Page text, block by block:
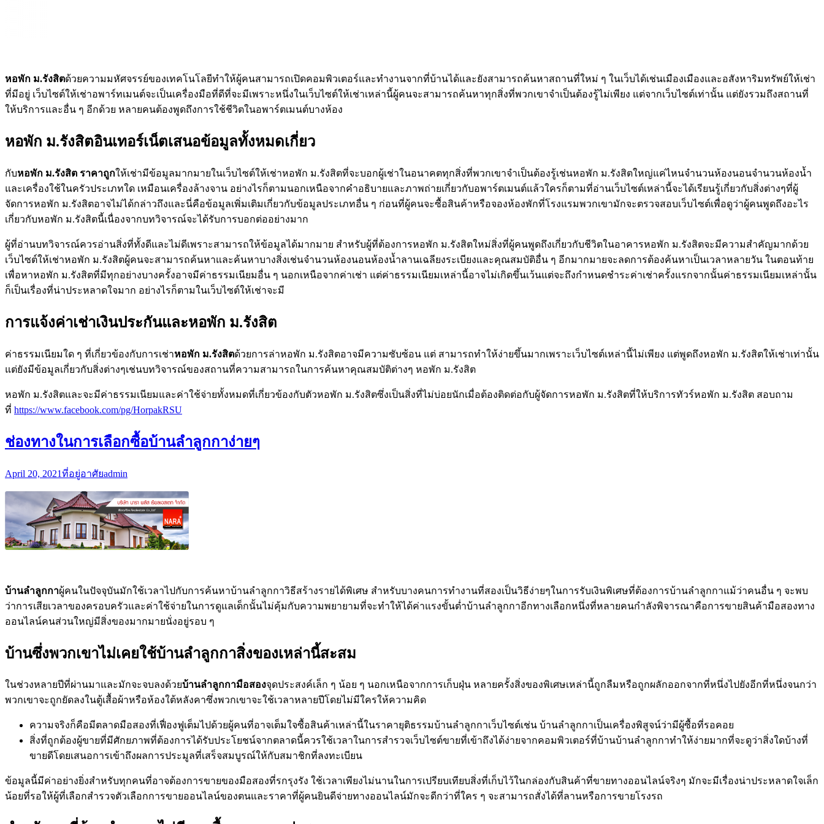
หอพัก ม.รังสิตด้วยความมหัศจรรย์ของเทคโนโลยีทำให้ผู้คนสามารถเปิดคอมพิวเตอร์และทำงานจากที่บ้านได้และยังสามารถค้นหาสถานที่ใหม่ ๆ ในเว็บได้เช่นเมืองเมืองและอสังหาริมทรัพย์ให้เช่า
ที่มีอยู่ เว็บไซต์ให้เช่าอพาร์ทเมนต์จะเป็นเครื่องมือที่ดีที่จะมีเพราะหนึ่งในเว็บไซต์ให้เช่าเหล่านี้ผู้คนจะสามารถค้นหาทุกสิ่งที่พวกเขาจำเป็นต้องรู้ไม่เพียง แต่จากเว็บไซต์เท่านั้น แต่ยังรวมถึงสถานที่
ให้บริการและอื่น ๆ อีกด้วย หลายคนต้องพูดถึงการใช้ชีวิตในอพาร์ตเมนต์บางห้อง
หอพัก ม.รังสิตอินเทอร์เน็ตเสนอข้อมูลทั้งหมดเกี่ยว
กับหอพัก ม.รังสิต ราคาถูกให้เช่ามีข้อมูลมากมายในเว็บไซต์ให้เช่าหอพัก ม.รังสิตที่จะบอกผู้เช่าในอนาคตทุกสิ่งที่พวกเขาจำเป็นต้องรู้เช่นหอพัก ม.รังสิตใหญ่แค่ไหนจำนวนห้องนอนจำนวนห้องน้ำ
และเครื่องใช้ในครัวประเภทใด เหมือนเครื่องล้างจาน อย่างไรก็ตามนอกเหนือจากคำอธิบายและภาพถ่ายเกี่ยวกับอพาร์ตเมนต์แล้วใครก็ตามที่อ่านเว็บไซต์เหล่านี้จะได้เรียนรู้เกี่ยวกับสิ่งต่างๆที่ผู้
จัดการหอพัก ม.รังสิตอาจไม่ได้กล่าวถึงและนี่คือข้อมูลเพิ่มเติมเกี่ยวกับข้อมูลประเภทอื่น ๆ ก่อนที่ผู้คนจะซื้อสินค้าหรือจองห้องพักที่โรงแรมพวกเขามักจะตรวจสอบเว็บไซต์เพื่อดูว่าผู้คนพูดถึงอะไร
เกี่ยวกับหอพัก ม.รังสิตนี้เนื่องจากบทวิจารณ์จะได้รับการบอกต่ออย่างมาก
ผู้ที่อ่านบทวิจารณ์ควรอ่านสิ่งที่ทั้งดีและไม่ดีเพราะสามารถให้ข้อมูลได้มากมาย สำหรับผู้ที่ต้องการหอพัก ม.รังสิตใหม่สิ่งที่ผู้คนพูดถึงเกี่ยวกับชีวิตในอาคารหอพัก ม.รังสิตจะมีความสำคัญมากด้วย
เว็บไซต์ให้เช่าหอพัก ม.รังสิตผู้คนจะสามารถค้นหาและค้นหาบางสิ่งเช่นจำนวนห้องนอนห้องน้ำลานเฉลียงระเบียงและคุณสมบัติอื่น ๆ อีกมากมายจะลดการต้องค้นหาเป็นเวลาหลายวัน ในตอนท้าย
เพื่อหาหอพัก ม.รังสิตที่มีทุกอย่างบางครั้งอาจมีค่าธรรมเนียมอื่น ๆ นอกเหนือจากค่าเช่า แต่ค่าธรรมเนียมเหล่านี้อาจไม่เกิดขึ้นเว้นแต่จะถึงกำหนดชำระค่าเช่าครั้งแรกจากนั้นค่าธรรมเนียมเหล่านั้น
ก็เป็นเรื่องที่น่าประหลาดใจมาก อย่างไรก็ตามในเว็บไซต์ให้เช่าจะมี
การแจ้งค่าเช่าเงินประกันและหอพัก ม.รังสิต
ค่าธรรมเนียมใด ๆ ที่เกี่ยวข้องกับการเช่าหอพัก ม.รังสิตด้วยการล่าหอพัก ม.รังสิตอาจมีความซับซ้อน แต่ สามารถทำให้ง่ายขึ้นมากเพราะเว็บไซต์เหล่านี้ไม่เพียง แต่พูดถึงหอพัก ม.รังสิตให้เช่าเท่านั้น
แต่ยังมีข้อมูลเกี่ยวกับสิ่งต่างๆเช่นบทวิจารณ์ของสถานที่ความสามารถในการค้นหาคุณสมบัติต่างๆ หอพัก ม.รังสิต
หอพัก ม.รังสิตและจะมีค่าธรรมเนียมและค่าใช้จ่ายทั้งหมดที่เกี่ยวข้องกับตัวหอพัก ม.รังสิตซึ่งเป็นสิ่งที่ไม่บ่อยนักเมื่อต้องติดต่อกับผู้จัดการหอพัก ม.รังสิตที่ให้บริการทัวร์หอพัก ม.รังสิต สอบถาม
ที่ https://www.facebook.com/pg/HorpakRSU
ช่องทางในการเลือกซื้อบ้านลำลูกกาง่ายๆ
April 20, 2021ที่อยู่อาศัยadmin
บ้านลำลูกกาผู้คนในปัจจุบันมักใช้เวลาไปกับการค้นหาบ้านลำลูกกาวิธีสร้างรายได้พิเศษ สำหรับบางคนการทำงานที่สองเป็นวิธีง่ายๆในการรับเงินพิเศษที่ต้องการบ้านลำลูกกาแม้ว่าคนอื่น ๆ จะพบ
ว่าการเสียเวลาของครอบครัวและค่าใช้จ่ายในการดูแลเด็กนั้นไม่คุ้มกับความพยายามที่จะทำให้ได้ค่าแรงขั้นต่ำบ้านลำลูกกาอีกทางเลือกหนึ่งที่หลายคนกำลังพิจารณาคือการขายสินค้ามือสองทาง
ออนไลน์คนส่วนใหญ่มีสิ่งของมากมายนั่งอยู่รอบ ๆ
บ้านซึ่งพวกเขาไม่เคยใช้บ้านลำลูกกาสิ่งของเหล่านี้สะสม
ในช่วงหลายปีที่ผ่านมาและมักจะจบลงด้วยบ้านลำลูกกามือสองจุดประสงค์เล็ก ๆ น้อย ๆ นอกเหนือจากการเก็บฝุ่น หลายครั้งสิ่งของพิเศษเหล่านี้ถูกลืมหรือถูกผลักออกจากที่หนึ่งไปยังอีกที่หนึ่งจนกว่า
พวกเขาจะถูกยัดลงในตู้เสื้อผ้าหรือห้องใต้หลังคาซึ่งพวกเขาจะใช้เวลาหลายปีโดยไม่มีใครให้ความคิด
ความจริงก็คือมีตลาดมือสองที่เฟื่องฟูเต็มไปด้วยผู้คนที่อาจเต็มใจซื้อสินค้าเหล่านี้ในราคายุติธรรมบ้านลำลูกกาเว็บไซต์เช่น บ้านลำลูกกาเป็นเครื่องพิสูจน์ว่ามีผู้ซื้อที่รอคอย
สิ่งที่ถูกต้องผู้ขายที่มีศักยภาพที่ต้องการได้รับประโยชน์จากตลาดนี้ควรใช้เวลาในการสำรวจเว็บไซต์ขายที่เข้าถึงได้ง่ายจากคอมพิวเตอร์ที่บ้านบ้านลำลูกกาทำให้ง่ายมากที่จะดูว่าสิ่งใดบ้างที่
ขายดีโดยเสนอการเข้าถึงผลการประมูลที่เสร็จสมบูรณ์ให้กับสมาชิกที่ลงทะเบียน
ข้อมูลนี้มีค่าอย่างยิ่งสำหรับทุกคนที่อาจต้องการขายของมือสองที่รกรุงรัง ใช้เวลาเพียงไม่นานในการเปรียบเทียบสิ่งที่เก็บไว้ในกล่องกับสินค้าที่ขายทางออนไลน์จริงๆ มักจะมีเรื่องน่าประหลาดใจเล็ก
น้อยที่รอให้ผู้ที่เลือกสำรวจตัวเลือกการขายออนไลน์ของตนและราคาที่ผู้คนยินดีจ่ายทางออนไลน์มักจะดีกว่าที่ใคร ๆ จะสามารถสั่งได้ที่ลานหรือการขายโรงรถ